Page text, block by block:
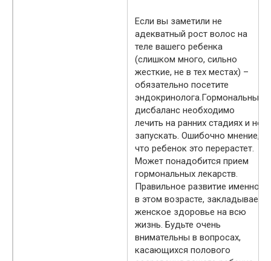
Если вы заметили не
адекватный рост волос на
теле вашего ребенка
(слишком много, сильно
жесткие, не в тех местах) –
обязательно посетите
эндокринолога.Гормональный
дисбаланс необходимо
лечить на ранних стадиях и не
запускать. Ошибочно мнение,
что ребенок это перерастет.
Может понадобится прием
гормональных лекарств.
Правильное развитие именно
в этом возрасте, закладывает
женское здоровье на всю
жизнь. Будьте очень
внимательны в вопросах,
касающихся полового